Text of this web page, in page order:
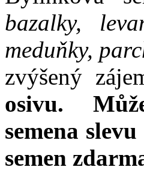
bazalky,
meduňky,
zvýšený
osivu.
semena
semen